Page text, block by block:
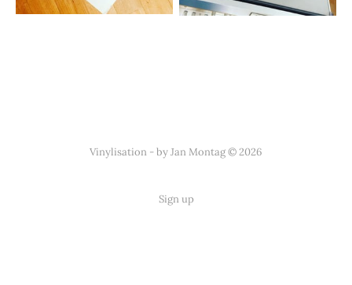
Vinylisation - by Jan Montag © 2026
Sign up